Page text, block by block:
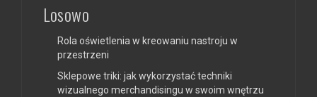
Losowo
Rola oświetlenia w kreowaniu nastroju w
przestrzeni
Sklepowe triki: jak wykorzystać techniki
wizualnego merchandisingu w swoim wnętrzu